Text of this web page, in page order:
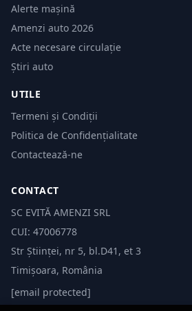
Alerte mașină
Amenzi auto 2026
Acte necesare circulație
Știri auto
UTILE
Termeni și Condiții
Politica de Confidențialitate
Contactează-ne
CONTACT
SC EVITĂ AMENZI SRL
CUI: 47006778
Str Științei, nr 5, bl.D41, et 3
Timișoara, România
[email protected]